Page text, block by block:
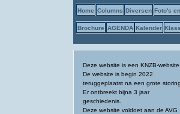
Home Columns Diversen Foto's
Brochure AGENDA Kalender
Deze website is een KNZB-website.
De website is begin 2022
teruggeplaatst na een grote storing.
Er ontbreekt bijna 3 jaar
geschiedenis.
Deze website voldoet aan de AVG